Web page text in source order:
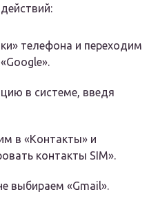
телефона и переходим
в системе, введя
в «Контакты» и
контакты SIM».
выбираем «Gmail».